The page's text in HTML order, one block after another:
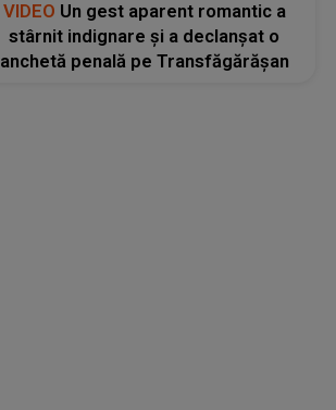
VIDEO Un gest aparent romantic a
stârnit indignare și a declanșat o
anchetă penală pe Transfăgărășan